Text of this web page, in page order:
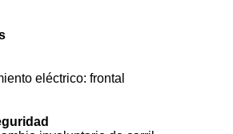
eléctrico: frontal